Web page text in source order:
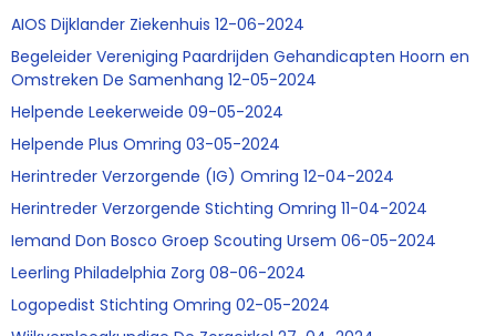
AIOS Dijklander Ziekenhuis 12-06-2024
Begeleider Vereniging Paardrijden Gehandicapten Hoorn en
Omstreken De Samenhang 12-05-2024
Helpende Leekerweide 09-05-2024
Helpende Plus Omring 03-05-2024
Herintreder Verzorgende (IG) Omring 12-04-2024
Herintreder Verzorgende Stichting Omring 11-04-2024
Iemand Don Bosco Groep Scouting Ursem 06-05-2024
Leerling Philadelphia Zorg 08-06-2024
Logopedist Stichting Omring 02-05-2024